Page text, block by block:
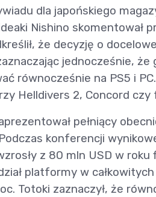
dla japońskiego
Nishino skomentował
że decyzję o
jednocześnie,
równocześnie na PS5 i
Helldivers 2, Concord czy
pełniący
konferencji
z 80 mln USD w
platformy w
Totoki zaznaczył, że